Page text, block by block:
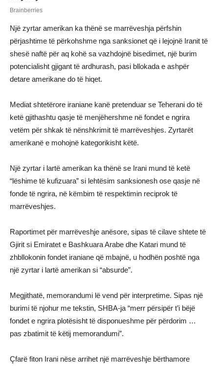
Një zyrtar amerikan ka thënë se marrëveshja përfshin
përjashtime të përkohshme nga sanksionet që i lejojnë Iranit të
shesë naftë për aq kohë sa vazhdojnë bisedimet, një burim
potencialisht gjigant të ardhurash, pasi bllokada e ashpër
detare amerikane do të hiqet.
Mediat shtetërore iraniane kanë pretenduar se Teherani do të
ketë gjithashtu qasje të menjëhershme në fondet e ngrira
vetëm për shkak të nënshkrimit të marrëveshjes. Zyrtarët
amerikanë e mohojnë kategorikisht këtë.
Një zyrtar i lartë amerikan ka thënë se Irani mund të ketë
“lëshime të kufizuara” si lehtësim sanksionesh ose qasje në
fonde të ngrira, në këmbim të respektimin reciprok të
marrëveshjes.
Raportimet për marrëveshje anësore, sipas të cilave shtete të
Gjirit si Emiratet e Bashkuara Arabe dhe Katari mund të
zhbllokonin fondet iraniane që mbajnë, u hodhën poshtë nga
një zyrtar i lartë amerikan si “absurde”.
Megjithatë, memorandumi lë vend për interpretime. Sipas një
burimi të njohur me tekstin, SHBA-ja “merr përsipër t’i bëjë
fondet e ngrira plotësisht të disponueshme për përdorim …
pas zbatimit të këtij memorandumi”.
Çfarë fiton Irani nëse arrihet një marrëveshje bërthamore